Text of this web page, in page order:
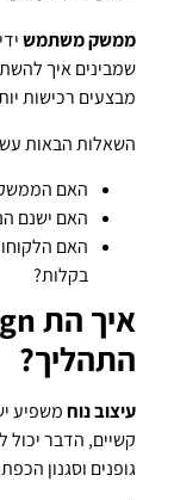
ממשק משתמש
שמבינים איך
מבצעים רכישות
השאלות הבאות
האם הממשק
האם ישנם
האם
בקלות?
התהליך?
עיצוב נוחמשפיע
קשיים, הדבר יכול
גופנים וסגנון